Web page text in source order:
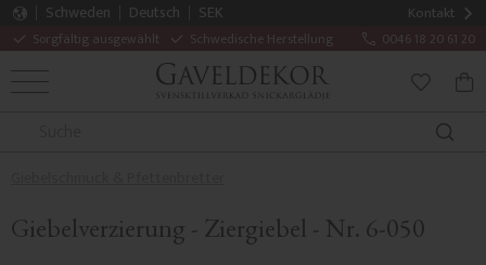
Kontakt
Sorgfältig ausgewählt Schwedische Herstellung 0046 18 20 61 20
Schweden Deutsch
SEK
MENÜ
Giebelverzierung - Ziergiebel - Nr. 6-050